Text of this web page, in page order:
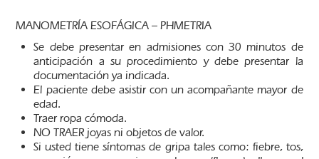
MANOMETRÍA ESOFÁGICA – PHMETRIA
Se debe presentar en admisiones con 30 minutos de
anticipación a su procedimiento y debe presentar la
documentación ya indicada.
El paciente debe asistir con un acompañante mayor de
edad.
Traer ropa cómoda.
NO TRAER joyas ni objetos de valor.
Si usted tiene síntomas de gripa tales como: fiebre, tos,